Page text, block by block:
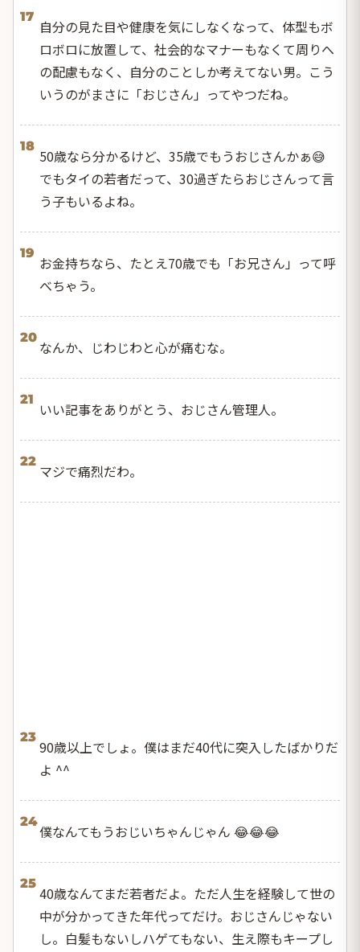
17
自分の見た目や健康を気にしなくなって、体型もボ
ロボロに放置して、社会的なマナーもなくて周りへ
の配慮もなく、自分のことしか考えてない男。こう
いうのがまさに「おじさん」ってやつだね。
18
50歳なら分かるけど、35歳でもうおじさんかぁ😅
でもタイの若者だって、30過ぎたらおじさんって言
う子もいるよね。
19
お金持ちなら、たとえ70歳でも「お兄さん」って呼
べちゃう。
20
なんか、じわじわと心が痛むな。
21
いい記事をありがとう、おじさん管理人。
22
マジで痛烈だわ。
23
90歳以上でしょ。僕はまだ40代に突入したばかりだ
よ ^^
24
僕なんてもうおじいちゃんじゃん 😂😂😂
25
40歳なんてまだ若者だよ。ただ人生を経験して世の
中が分かってきた年代ってだけ。おじさんじゃない
し。白髪もないしハゲてもない、生え際もキープし